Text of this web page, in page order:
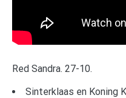
Red Sandra. 27-10.
Sinterklaas en Koning